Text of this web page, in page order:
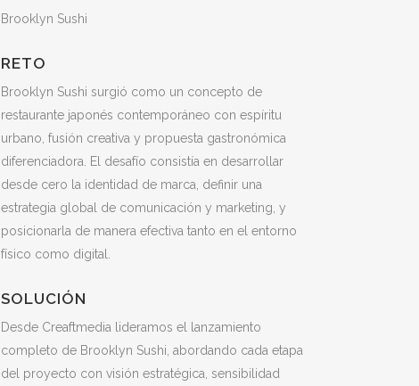
Brooklyn Sushi
RETO
Brooklyn Sushi surgió como un concepto de
restaurante japonés contemporáneo con espíritu
urbano, fusión creativa y propuesta gastronómica
diferenciadora. El desafío consistía en desarrollar
desde cero la identidad de marca, definir una
estrategia global de comunicación y marketing, y
posicionarla de manera efectiva tanto en el entorno
físico como digital.
SOLUCIÓN
Desde Creaftmedia lideramos el lanzamiento
completo de Brooklyn Sushi, abordando cada etapa
del proyecto con visión estratégica, sensibilidad